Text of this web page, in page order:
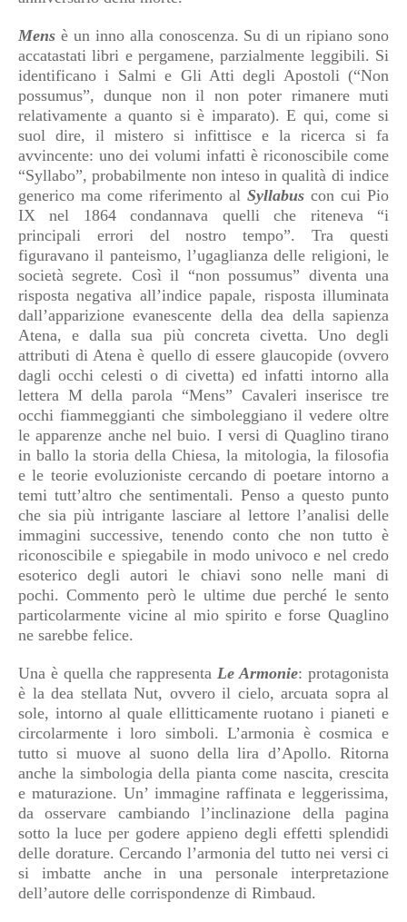
Mens è un inno alla conoscenza. Su di un ripiano sono
accatastati libri e pergamene, parzialmente leggibili. Si
identificano i Salmi e Gli Atti degli Apostoli (“Non
possumus”, dunque non il non poter rimanere muti
relativamente a quanto si è imparato). E qui, come si
suol dire, il mistero si infittisce e la ricerca si fa
avvincente: uno dei volumi infatti è riconoscibile come
“Syllabo”, probabilmente non inteso in qualità di indice
generico ma come riferimento al Syllabus con cui Pio
IX nel 1864 condannava quelli che riteneva “i
principali errori del nostro tempo”. Tra questi
figuravano il panteismo, l’ugaglianza delle religioni, le
società segrete. Così il “non possumus” diventa una
risposta negativa all’indice papale, risposta illuminata
dall’apparizione evanescente della dea della sapienza
Atena, e dalla sua più concreta civetta. Uno degli
attributi di Atena è quello di essere glaucopide (ovvero
dagli occhi celesti o di civetta) ed infatti intorno alla
lettera M della parola “Mens” Cavaleri inserisce tre
occhi fiammeggianti che simboleggiano il vedere oltre
le apparenze anche nel buio. I versi di Quaglino tirano
in ballo la storia della Chiesa, la mitologia, la filosofia
e le teorie evoluzioniste cercando di poetare intorno a
temi tutt’altro che sentimentali. Penso a questo punto
che sia più intrigante lasciare al lettore l’analisi delle
immagini successive, tenendo conto che non tutto è
riconoscibile e spiegabile in modo univoco e nel credo
esoterico degli autori le chiavi sono nelle mani di
pochi. Commento però le ultime due perché le sento
particolarmente vicine al mio spirito e forse Quaglino
ne sarebbe felice.
Una è quella che rappresentaLe Armonie: protagonista
è la dea stellata Nut, ovvero il cielo, arcuata sopra al
sole, intorno al quale ellitticamente ruotano i pianeti e
circolarmente i loro simboli. L’armonia è cosmica e
tutto si muove al suono della lira d’Apollo. Ritorna
anche la simbologia della pianta come nascita, crescita
e maturazione. Un’ immagine raffinata e leggerissima,
da osservare cambiando l’inclinazione della pagina
sotto la luce per godere appieno degli effetti splendidi
delle dorature. Cercando l’armonia del tutto nei versi ci
si imbatte anche in una personale interpretazione
dell’autore delle corrispondenze di Rimbaud.